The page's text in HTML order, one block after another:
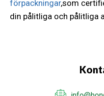
förpackningar,som
din pålitliga och pålitliga